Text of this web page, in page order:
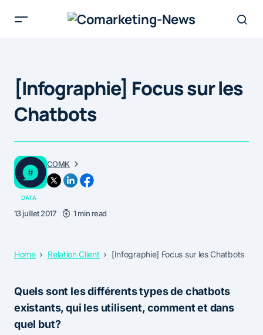
[Infographie] Focus sur les
Chatbots
COMK
DATA
13 juillet 2017 1 min read
Home Relation Client [Infographie] Focus sur les Chatbots
Quels sont les différents types de chatbots
existants, qui les utilisent, comment et dans
quel but?